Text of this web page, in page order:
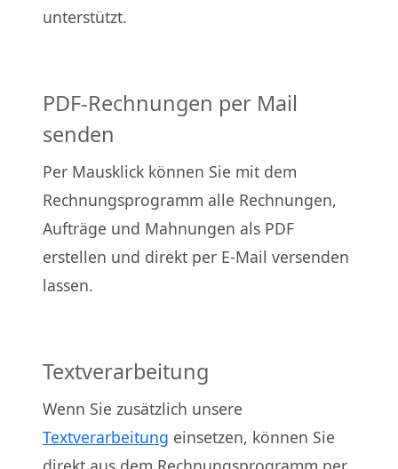
unterstützt.
PDF-Rechnungen per Mail
senden
Per Mausklick können Sie mit dem
Rechnungsprogramm alle Rechnungen,
Aufträge und Mahnungen als PDF
erstellen und direkt per E-Mail versenden
lassen.
Textverarbeitung
Wenn Sie zusätzlich unsere
Textverarbeitung einsetzen, können Sie